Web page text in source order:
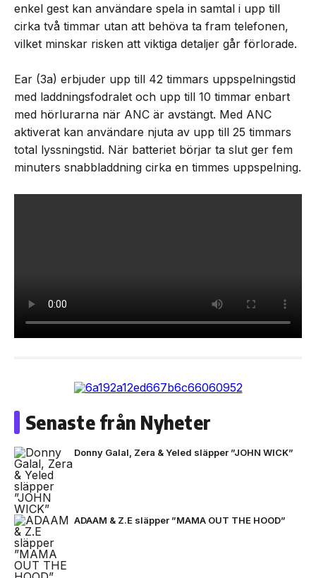
enkel gest kan användare spela in samtal i upp till
cirka två timmar utan att behöva ta fram telefonen,
vilket minskar risken att viktiga detaljer går förlorade.
Ear (3a) erbjuder upp till 42 timmars uppspelningstid
med laddningsfodralet och upp till 10 timmar enbart
med hörlurarna när ANC är avstängt. Med ANC
aktiverat kan användare njuta av upp till 25 timmars
total lyssningstid. När batteriet börjar ta slut ger fem
minuters snabbladdning cirka en timmes uppspelning.
Senaste från Nyheter
Donny Galal, Zera & Yeled släpper ”JOHN WICK”
ADAAM & Z.E släpper ”MAMA OUT THE HOOD”